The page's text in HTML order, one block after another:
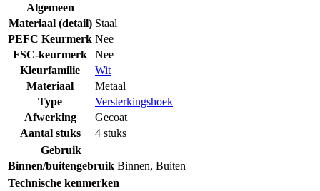
Algemeen
Materiaal (detail) Staal
PEFC Keurmerk Nee
FSC-keurmerk
Nee
Kleurfamilie
Wit
Materiaal
Metaal
Type
Versterkingshoek
Afwerking
Gecoat
Aantal stuks
4 stuks
Gebruik
Binnen/buitengebruik Binnen, Buiten
Technische kenmerken